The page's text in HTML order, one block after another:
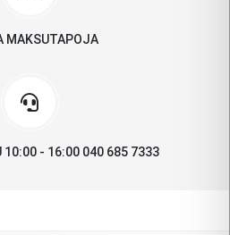
MAKSUTAPOJA
10:00 - 16:00 040 685 7333